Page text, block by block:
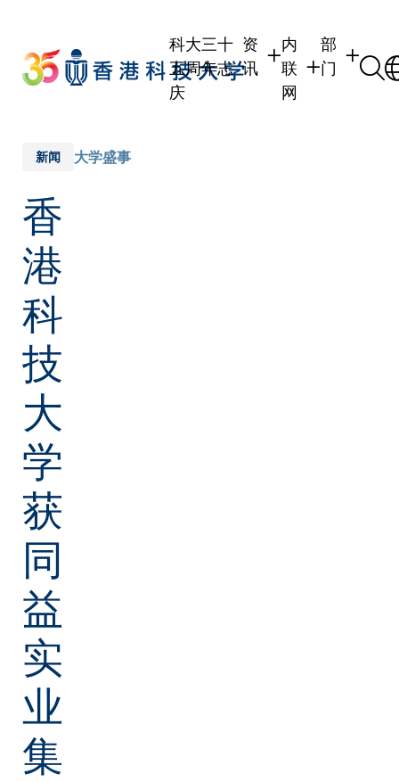
main
content
科大三十
五周年志
庆
资
讯
内
联
网
部
门
新闻 大学盛事
香
港
科
技
大
学
获
同
益
实
业
集